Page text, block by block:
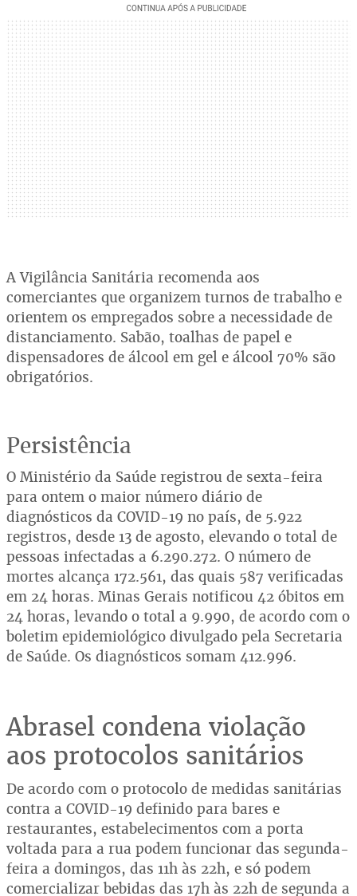
A Vigilância Sanitária recomenda aos
comerciantes que organizem turnos de trabalho e
orientem os empregados sobre a necessidade de
distanciamento. Sabão, toalhas de papel e
dispensadores de álcool em gel e álcool 70% são
obrigatórios.
Persistência
O Ministério da Saúde registrou de sexta-feira
para ontem o maior número diário de
diagnósticos da COVID-19 no país, de 5.922
registros, desde 13 de agosto, elevando o total de
pessoas infectadas a 6.290.272. O número de
mortes alcança 172.561, das quais 587 verificadas
em 24 horas. Minas Gerais notificou 42 óbitos em
24 horas, levando o total a 9.990, de acordo com o
boletim epidemiológico divulgado pela Secretaria
de Saúde. Os diagnósticos somam 412.996.
Abrasel condena violação
aos protocolos sanitários
De acordo com o protocolo de medidas sanitárias
contra a COVID-19 definido para bares e
restaurantes, estabelecimentos com a porta
voltada para a rua podem funcionar das segunda-
feira a domingos, das 11h às 22h, e só podem
comercializar bebidas das 17h às 22h de segunda a